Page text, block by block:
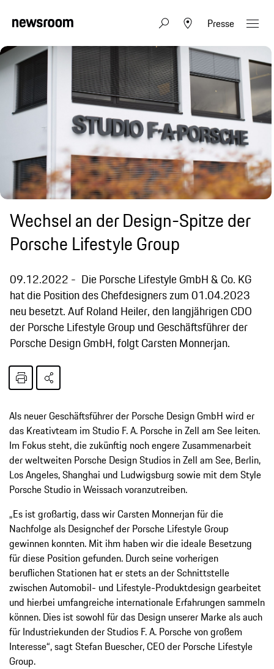
Presse
Wechsel an der Design-Spitze der
Porsche Lifestyle Group
09.12.2022
Die Porsche Lifestyle GmbH & Co. KG
hat die Position des Chefdesigners zum 01.04.2023
neu besetzt. Auf Roland Heiler, den langjährigen CDO
der Porsche Lifestyle Group und Geschäftsführer der
Porsche Design GmbH, folgt Carsten Monnerjan.
Als neuer Geschäftsführer der Porsche Design GmbH wird er
das Kreativteam im Studio F. A. Porsche in Zell am See leiten.
Im Fokus steht, die zukünftig noch engere Zusammenarbeit
der weltweiten Porsche Design Studios in Zell am See, Berlin,
Los Angeles, Shanghai und Ludwigsburg sowie mit dem Style
Porsche Studio in Weissach voranzutreiben.
„Es ist großartig, dass wir Carsten Monnerjan für die
Nachfolge als Designchef der Porsche Lifestyle Group
gewinnen konnten. Mit ihm haben wir die ideale Besetzung
für diese Position gefunden. Durch seine vorherigen
beruflichen Stationen hat er stets an der Schnittstelle
zwischen Automobil- und Lifestyle-Produktdesign gearbeitet
und hierbei umfangreiche internationale Erfahrungen sammeln
können. Dies ist sowohl für das Design unserer Marke als auch
für Industriekunden der Studios F. A. Porsche von großem
Interesse“, sagt Stefan Buescher, CEO der Porsche Lifestyle
Group.